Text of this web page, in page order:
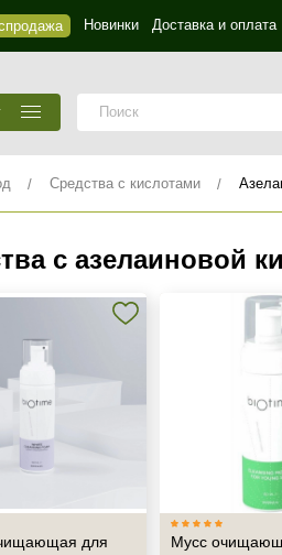
Новинки Доставка и оплата
Средства с кислотами
с азелаиновой
для
Мусс